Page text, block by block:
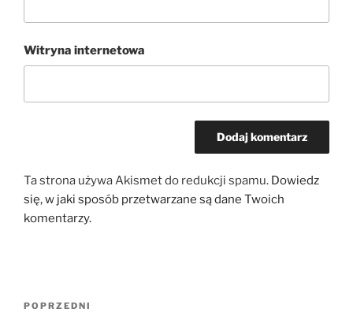
Witryna internetowa
Ta strona używa Akismet do redukcji spamu. Dowiedz
się, w jaki sposób przetwarzane są dane Twoich
komentarzy.
Nawigacja
Poprzedni
POPRZEDNI